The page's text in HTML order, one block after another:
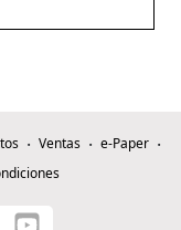
Ventas
e-Paper